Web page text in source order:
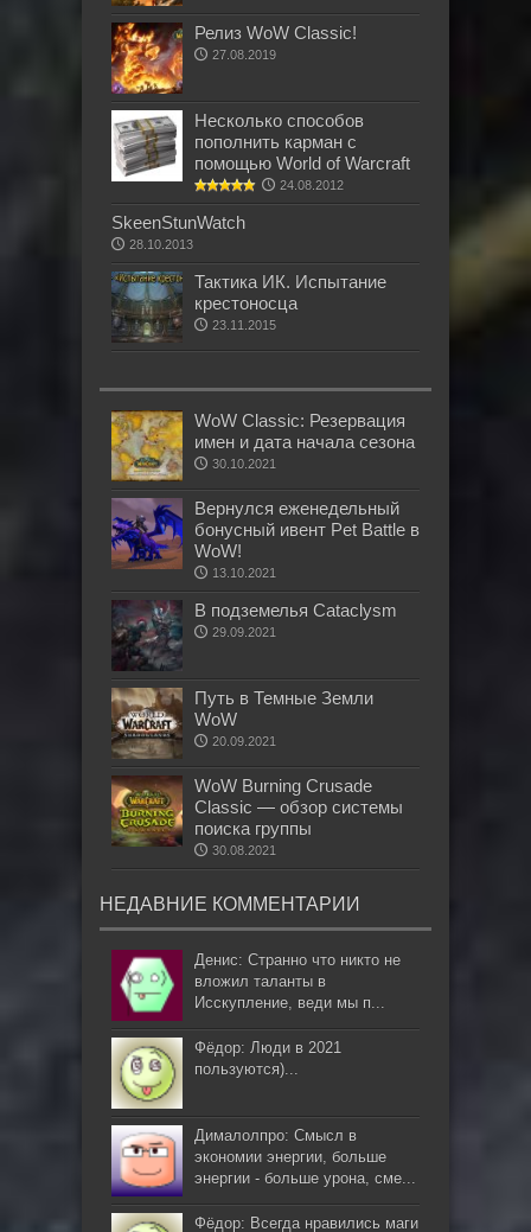
Релиз WoW Classic!
27.08.2019
Несколько способов
пополнить карман с
помощью World of Warcraft
24.08.2012
SkeenStunWatch
28.10.2013
Тактика ИК. Испытание
крестоносца
23.11.2015
WoW Classic: Резервация
имен и дата начала сезона
30.10.2021
Вернулся еженедельный
бонусный ивент Pet Battle в
WoW!
13.10.2021
В подземелья Cataclysm
29.09.2021
Путь в Темные Земли
WoW
20.09.2021
WoW Burning Crusade
Classic — обзор системы
поиска группы
30.08.2021
НЕДАВНИЕ КОММЕНТАРИИ
Денис: Странно что никто не
вложил таланты в
Исскупление, веди мы п...
Фёдор: Люди в 2021
пользуются)...
Дималолпро: Смысл в
экономии энергии, больше
энергии - больше урона, сме...
Фёдор: Всегда нравились маги